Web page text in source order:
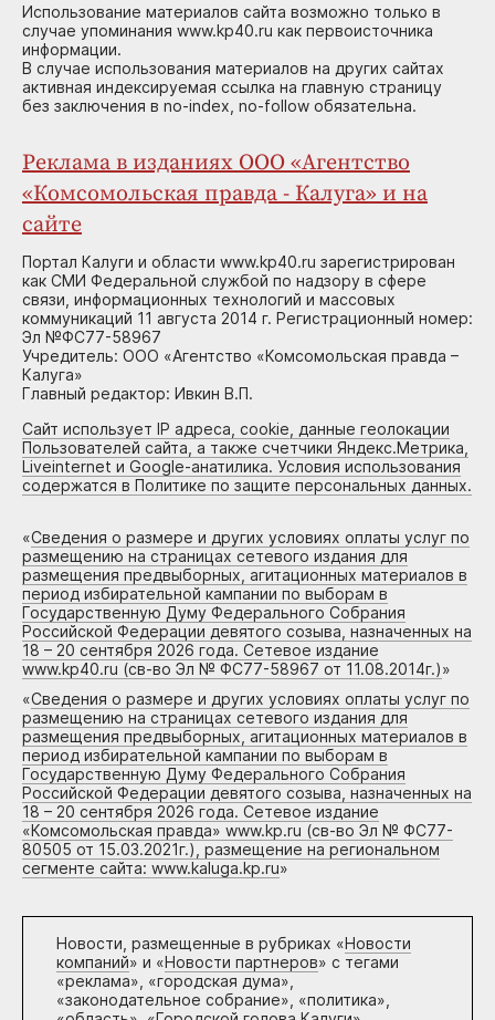
Использование материалов сайта возможно только в
случае упоминания www.kp40.ru как первоисточника
информации.
В случае использования материалов на других сайтах
активная индексируемая ссылка на главную страницу
без заключения в no-index, no-follow обязательна.
Реклама в изданиях ООО «Агентство
«Комсомольская правда - Калуга» и на
сайте
Портал Калуги и области www.kp40.ru зарегистрирован
как СМИ Федеральной службой по надзору в сфере
связи, информационных технологий и массовых
коммуникаций 11 августа 2014 г. Регистрационный номер:
Эл №ФС77-58967
Учредитель: ООО «Агентство «Комсомольская правда –
Калуга»
Главный редактор: Ивкин В.П.
Сайт использует IP адреса, cookie, данные геолокации
Пользователей сайта, а также счетчики Яндекс.Метрика,
Liveinternet и Google-анатилика. Условия использования
содержатся в Политике по защите персональных данных.
«Сведения о размере и других условиях оплаты услуг по
размещению на страницах сетевого издания для
размещения предвыборных, агитационных материалов в
период избирательной кампании по выборам в
Государственную Думу Федерального Собрания
Российской Федерации девятого созыва, назначенных на
18 – 20 сентября 2026 года. Сетевое издание
www.kp40.ru (св-во Эл № ФС77-58967 от 11.08.2014г.)»
«Сведения о размере и других условиях оплаты услуг по
размещению на страницах сетевого издания для
размещения предвыборных, агитационных материалов в
период избирательной кампании по выборам в
Государственную Думу Федерального Собрания
Российской Федерации девятого созыва, назначенных на
18 – 20 сентября 2026 года. Сетевое издание
«Комсомольская правда» www.kp.ru (св-во Эл № ФС77-
80505 от 15.03.2021г.), размещение на региональном
сегменте сайта: www.kaluga.kp.ru»
Новости, размещенные в рубриках «Новости
компаний» и «Новости партнеров» с тегами
«реклама», «городская дума»,
«законодательное собрание», «политика»,